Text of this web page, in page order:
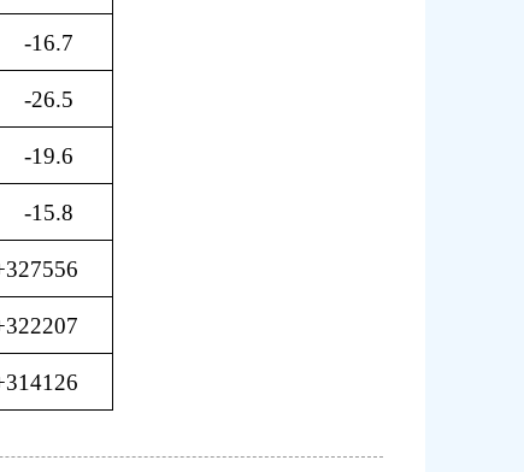
-16.7
-26.5
-19.6
-15.8